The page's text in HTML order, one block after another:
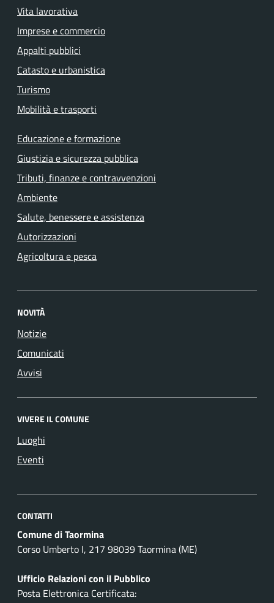
Vita lavorativa
Imprese e commercio
Appalti pubblici
Catasto e urbanistica
Turismo
Mobilità e trasporti
Educazione e formazione
Giustizia e sicurezza pubblica
Tributi, finanze e contravvenzioni
Ambiente
Salute, benessere e assistenza
Autorizzazioni
Agricoltura e pesca
NOVITÀ
Notizie
Comunicati
Avvisi
VIVERE IL COMUNE
Luoghi
Eventi
CONTATTI
Comune di Taormina
Corso Umberto I, 217 98039 Taormina (ME)
Ufficio Relazioni con il Pubblico
Posta Elettronica Certificata: